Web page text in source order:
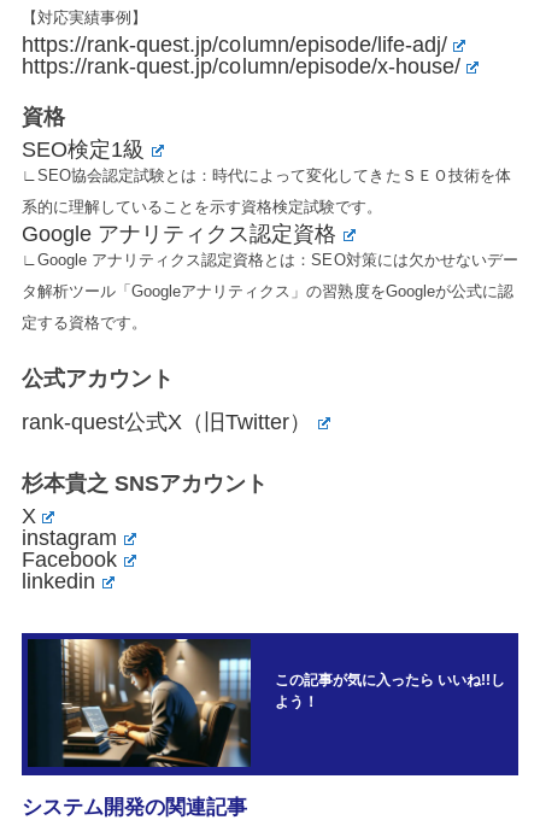
【対応実績事例】
https://rank-quest.jp/column/episode/life-adj/
https://rank-quest.jp/column/episode/x-house/
資格
SEO検定1級
∟SEO協会認定試験とは：時代によって変化してきたＳＥＯ技術を体
系的に理解していることを示す資格検定試験です。
Google アナリティクス認定資格
∟Google アナリティクス認定資格とは：SEO対策には欠かせないデー
タ解析ツール「Googleアナリティクス」の習熟度をGoogleが公式に認
定する資格です。
公式アカウント
rank-quest公式X（旧Twitter）
杉本貴之 SNSアカウント
X
instagram
Facebook
linkedin
この記事が気に入ったら いいね!!し
よう！
システム開発の関連記事